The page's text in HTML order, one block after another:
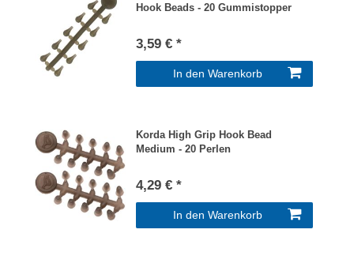
Hook Beads - 20 Gummistopper
3,59 € *
In den Warenkorb
Korda High Grip Hook Bead
Medium - 20 Perlen
4,29 € *
In den Warenkorb